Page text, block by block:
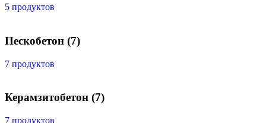
5 продуктов
Пескобетон (7)
7 продуктов
Керамзитобетон (7)
7 продуктов